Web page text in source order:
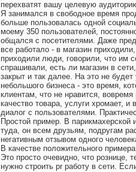
перехватят вашу целевую
Я занимался в свободное время
больше пользовалась одной
моему 350 пользователей,
общался с посетителями. Даже
все работало - в магазин
приходили люди, говорили, что им
спрашивали, есть ли магазин в
закрыт и так далее. На это не
небольшого бизнеса - это время,
клиентам, что не нравится,
качество товара, услуги хромает,
диалог с пользователями.
Простой пример. В парикмахерской
туда, он всем друзьям, подругам
негативным отзывом одного
В качестве положительного
Это просто очевидно, что рознице,
нужно строить pr работу в сети.